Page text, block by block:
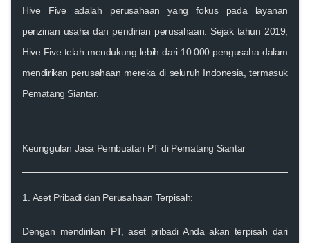
Hive Five adalah perusahaan yang fokus pada layanan
perizinan usaha dan pendirian perusahaan. Sejak tahun 2019,
Hive Five telah mendukung lebih dari 10.000 pengusaha dalam
mendirikan perusahaan mereka di seluruh Indonesia, termasuk
Pematang Siantar.
Keunggulan Jasa Pembuatan PT di Pematang Siantar
1. Aset Pribadi dan Perusahaan Terpisah:
Dengan mendirikan PT, aset pribadi Anda akan terpisah dari